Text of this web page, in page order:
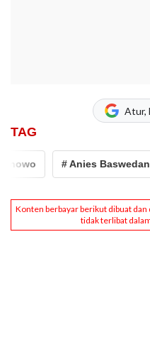
Atur,
TAG
# Anies Baswedan